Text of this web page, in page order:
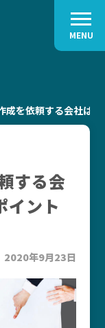
MENU
成を依頼する会社は
する会
イント
2020年9月23日